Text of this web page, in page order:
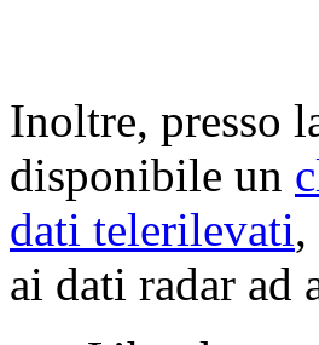
Inoltre, presso
disponibile un
dati telerilevati,
ai dati radar ad